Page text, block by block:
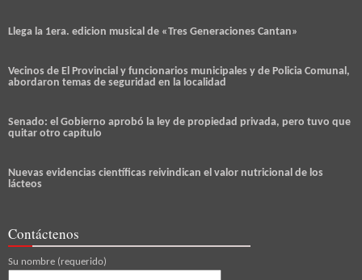
Llega la 1era. edicion musical de «Tres Generaciones Cantan»
Vecinos de El Provincial y funcionarios municipales y de Policia Comunal,
abordaron temas de seguridad en la localidad
Senado: el Gobierno aprobó la ley de propiedad privada, pero tuvo que
quitar otro capítulo
Nuevas evidencias científicas reivindican el valor nutricional de los
lácteos
Contáctenos
Su nombre (requerido)